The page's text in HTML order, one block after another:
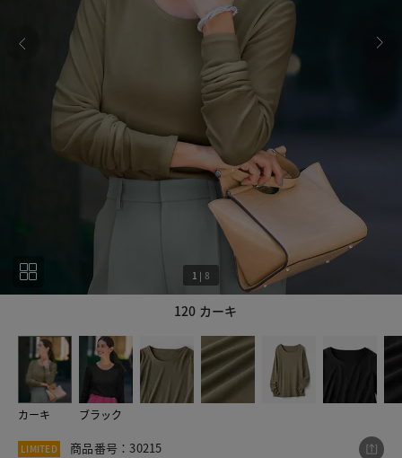
120 カーキ
1 | 8
カーキ ブラック
8
LIMITED 商品番号：30215